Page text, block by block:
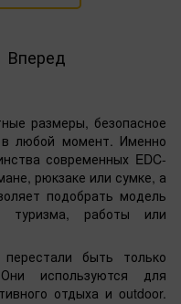
Вперед
размеры, безопасное
любой момент. Именно
современных EDC-
рюкзаке или сумке, а
подобрать модель
работы или
быть только
используются для
отдыха и outdoor.